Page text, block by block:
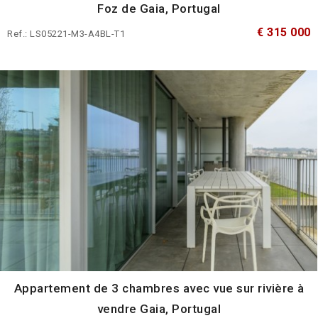
Foz de Gaia, Portugal
Ref.: LS05221-M3-A4BL-T1 € 315 000
Appartement de 3 chambres avec vue sur rivière à
vendre Gaia, Portugal